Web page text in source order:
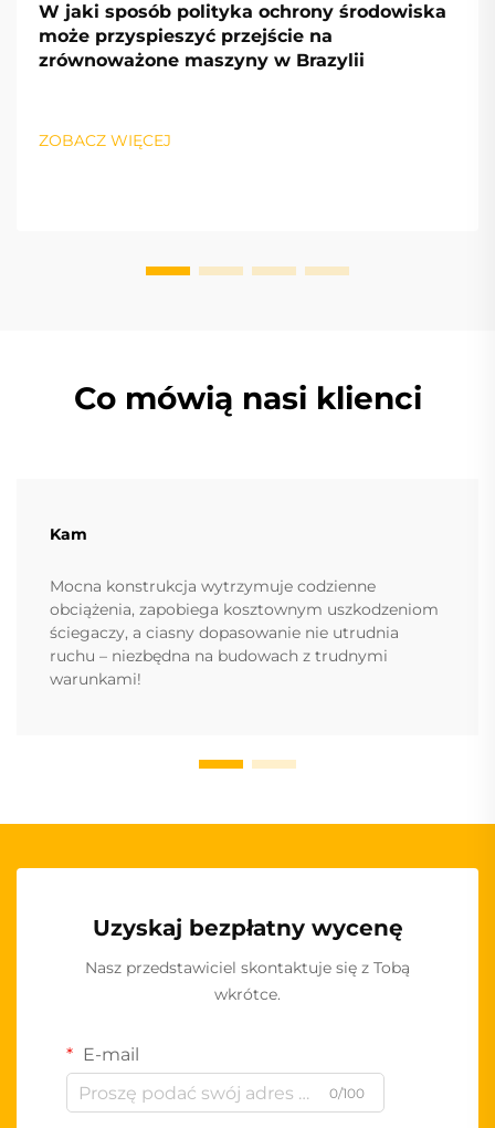
W jaki sposób polityka ochrony środowiska
może przyspieszyć przejście na
zrównoważone maszyny w Brazylii
ZOBACZ WIĘCEJ
Co mówią nasi klienci
Kam
Mocna konstrukcja wytrzymuje codzienne
obciążenia, zapobiega kosztownym uszkodzeniom
ściegaczy, a ciasny dopasowanie nie utrudnia
ruchu – niezbędna na budowach z trudnymi
warunkami!
Uzyskaj bezpłatny wycenę
Nasz przedstawiciel skontaktuje się z Tobą
wkrótce.
E-mail
0/100